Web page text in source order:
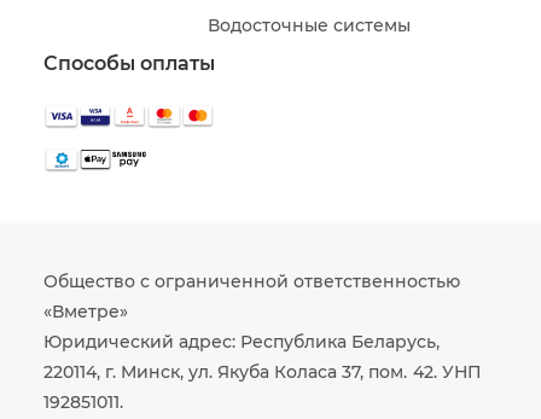
Водосточные системы
Способы оплаты
Общество с ограниченной ответственностью
«Вметре»
Юридический адрес: Республика Беларусь,
220114, г. Минск, ул. Якуба Коласа 37, пом. 42. УНП
192851011.